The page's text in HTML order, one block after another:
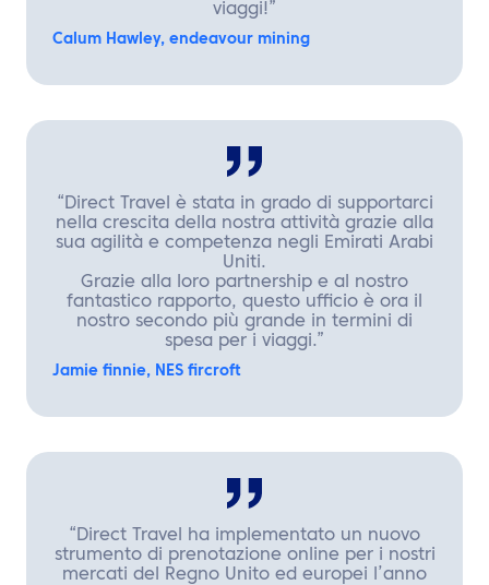
viaggi!”
Calum Hawley, endeavour mining
“Direct Travel è stata in grado di supportarci
nella crescita della nostra attività grazie alla
sua agilità e competenza negli Emirati Arabi
Uniti.
Grazie alla loro partnership e al nostro
fantastico rapporto, questo ufficio è ora il
nostro secondo più grande in termini di
spesa per i viaggi.”
Jamie finnie, NES fircroft
“Direct Travel ha implementato un nuovo
strumento di prenotazione online per i nostri
mercati del Regno Unito ed europei l’anno